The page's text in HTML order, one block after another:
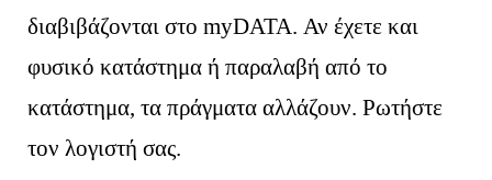
διαβιβάζονται στο myDATA. Αν έχετε και
φυσικό κατάστημα ή παραλαβή από το
κατάστημα, τα πράγματα αλλάζουν. Ρωτήστε
τον λογιστή σας.